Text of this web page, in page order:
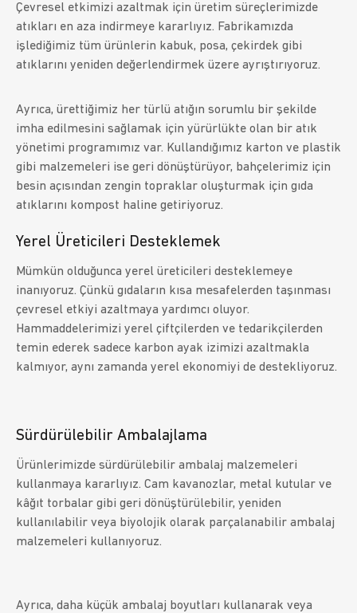
Çevresel etkimizi azaltmak için üretim süreçlerimizde
atıkları en aza indirmeye kararlıyız. Fabrikamızda
işlediğimiz tüm ürünlerin kabuk, posa, çekirdek gibi
atıklarını yeniden değerlendirmek üzere ayrıştırıyoruz.
Ayrıca, ürettiğimiz her türlü atığın sorumlu bir şekilde
imha edilmesini sağlamak için yürürlükte olan bir atık
yönetimi programımız var. Kullandığımız karton ve plastik
gibi malzemeleri ise geri dönüştürüyor, bahçelerimiz için
besin açısından zengin topraklar oluşturmak için gıda
atıklarını kompost haline getiriyoruz.
Yerel Üreticileri Desteklemek
Mümkün olduğunca yerel üreticileri desteklemeye
inanıyoruz. Çünkü gıdaların kısa mesafelerden taşınması
çevresel etkiyi azaltmaya yardımcı oluyor.
Hammaddelerimizi yerel çiftçilerden ve tedarikçilerden
temin ederek sadece karbon ayak izimizi azaltmakla
kalmıyor, aynı zamanda yerel ekonomiyi de destekliyoruz.
Sürdürülebilir Ambalajlama
Ürünlerimizde sürdürülebilir ambalaj malzemeleri
kullanmaya kararlıyız. Cam kavanozlar, metal kutular ve
kâğıt torbalar gibi geri dönüştürülebilir, yeniden
kullanılabilir veya biyolojik olarak parçalanabilir ambalaj
malzemeleri kullanıyoruz.
Ayrıca, daha küçük ambalaj boyutları kullanarak veya